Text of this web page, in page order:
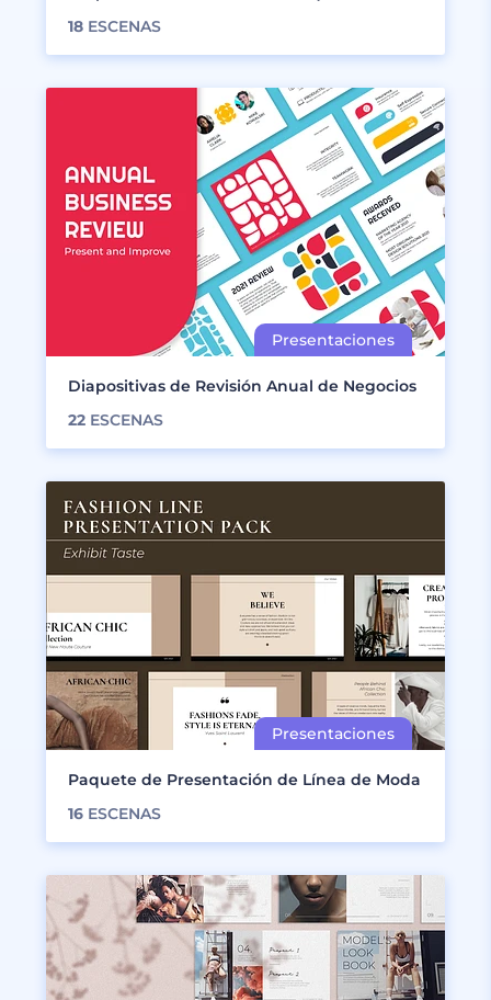
18 ESCENAS
Diapositivas de Revisión Anual de Negocios
22 ESCENAS
Paquete de Presentación de Línea de Moda
16 ESCENAS